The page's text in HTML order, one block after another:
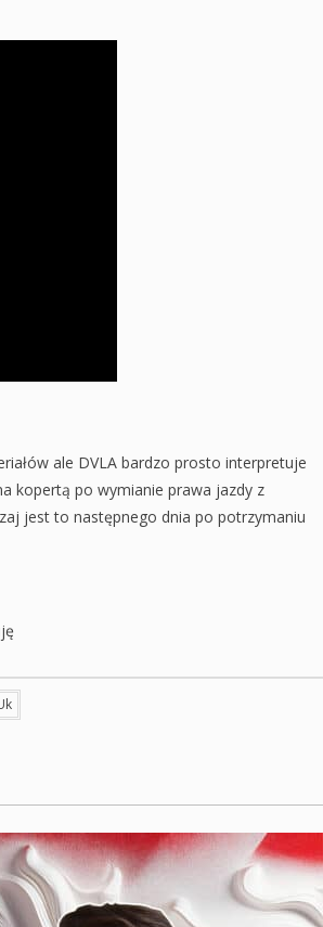
ale DVLA bardzo prosto interpretuje
kopertą po wymianie prawa jazdy z
jest to następnego dnia po potrzymaniu